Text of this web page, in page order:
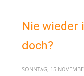
Nie wieder
doch?
SONNTAG, 15